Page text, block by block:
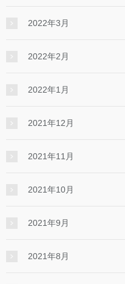
2022年3月
2022年2月
2022年1月
2021年12月
2021年11月
2021年10月
2021年9月
2021年8月